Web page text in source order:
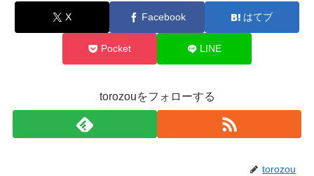
X Facebook はてブ
Pocket LINE
torozouをフォローする
torozou